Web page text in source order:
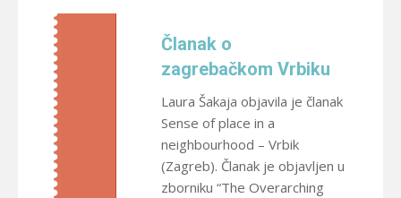
Članak o
zagrebačkom Vrbiku
Laura Šakaja objavila je članak
Sense of place in a
neighbourhood – Vrbik
(Zagreb). Članak je objavljen u
zborniku “The Overarching